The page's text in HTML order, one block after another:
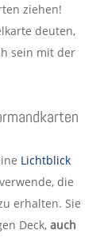
ziehen!
deuten,
sein mit der
Lichtblick
verwende, die
erhalten. Sie
Deck, auch